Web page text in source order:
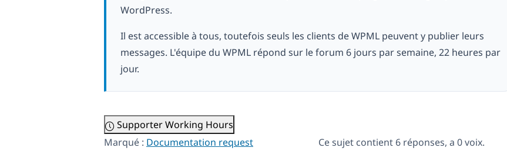
WordPress.
Il est accessible à tous, toutefois seuls les clients de WPML peuvent y publier leurs
messages. L'équipe du WPML répond sur le forum 6 jours par semaine, 22 heures par
jour.
Supporter Working Hours
Marqué : Documentation request
Ce sujet contient 6 réponses, a 0 voix.